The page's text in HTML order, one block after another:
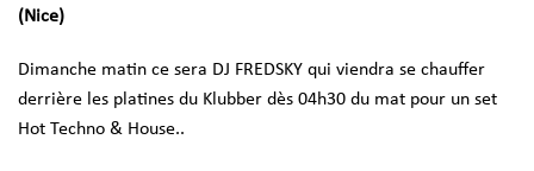
(Nice)
Dimanche matin ce sera DJ FREDSKY qui viendra se chauffer
derrière les platines du Klubber dès 04h30 du mat pour un set
Hot Techno & House..